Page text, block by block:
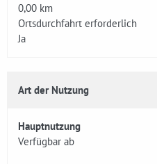
0,00 km
Ortsdurchfahrt erforderlich
Ja
Art der Nutzung
Hauptnutzung
Verfügbar ab